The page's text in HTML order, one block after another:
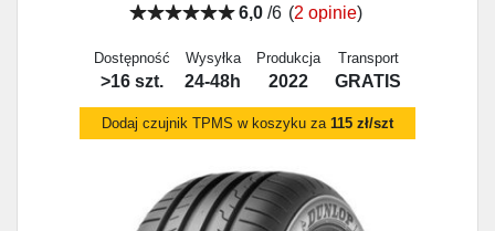
6,0/6 (2 opinie)
Dostępność
>16 szt.
Wysyłka
24-48h
Produkcja
2022
Transport
GRATIS
Dodaj czujnik TPMS w koszyku za 115 zł/szt